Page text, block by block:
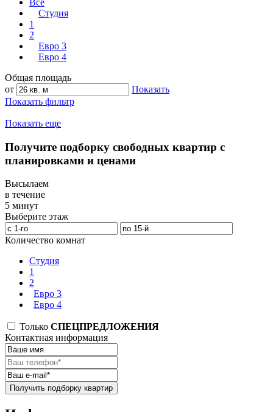
Все
Студия
1
2
Евро 3
Евро 4
Общая площадь
от
Показать
Показать фильтр
Показать еще
Получите подборку свободных квартир с
планировками и ценами
Высылаем
в течение
5 минут
Выберите этаж
Количество комнат
Студия
1
2
Евро 3
Евро 4
Только СПЕЦПРЕДЛОЖЕНИЯ
Контактная информация
Получить подборку квартир